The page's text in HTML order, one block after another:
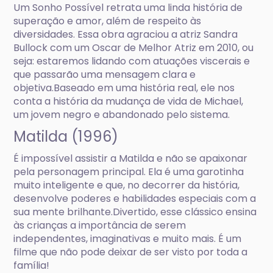
Um Sonho Possível retrata uma linda história de
superação e amor, além de respeito às
diversidades. Essa obra agraciou a atriz Sandra
Bullock com um Oscar de Melhor Atriz em 2010, ou
seja: estaremos lidando com atuações viscerais e
que passarão uma mensagem clara e
objetiva.Baseado em uma história real, ele nos
conta a história da mudança de vida de Michael,
um jovem negro e abandonado pelo sistema.
Matilda (1996)
É impossível assistir a Matilda e não se apaixonar
pela personagem principal. Ela é uma garotinha
muito inteligente e que, no decorrer da história,
desenvolve poderes e habilidades especiais com a
sua mente brilhante.Divertido, esse clássico ensina
às crianças a importância de serem
independentes, imaginativas e muito mais. É um
filme que não pode deixar de ser visto por toda a
família!